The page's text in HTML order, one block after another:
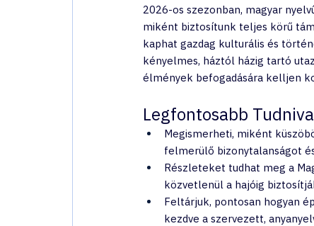
2026-os szezonban, magyar
miként biztosítunk teljes körű
kaphat gazdag kulturális és
kényelmes, háztól házig tartó
élmények befogadására kelljen
Legfontosabb
Megismerheti, miként
felmerülő bizonytalanságot
Részleteket tudhat meg a
közvetlenül a hajóig
Feltárjuk, pontosan hogyan
kezdve a szervezett,